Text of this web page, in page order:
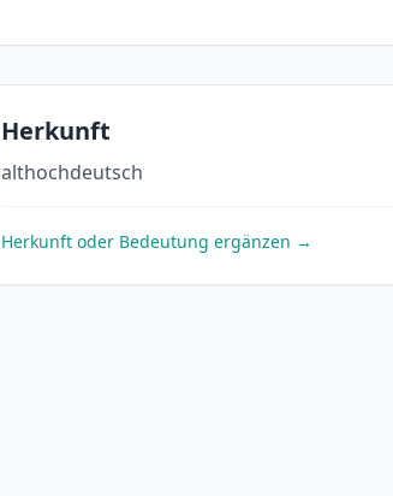
Herkunft
althochdeutsch
Herkunft oder Bedeutung ergänzen →